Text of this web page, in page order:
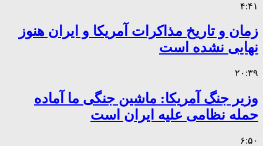
۴:۴۱
زمان و تاریخ مذاکرات آمریکا و ایران هنوز
نهایی نشده است
۲۰:۳۹
وزیر جنگ آمریکا: ماشین جنگی ما آماده
حمله نظامی علیه ایران است
۶:۵۰